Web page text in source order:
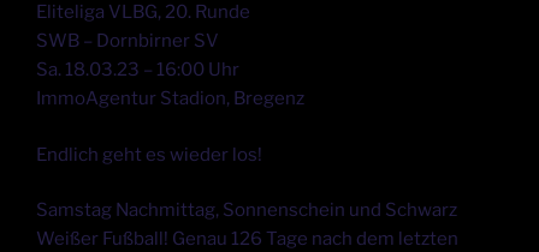
Eliteliga VLBG, 20. Runde
SWB – Dornbirner SV
Sa. 18.03.23 – 16:00 Uhr
ImmoAgentur Stadion, Bregenz
Endlich geht es wieder los!
Samstag Nachmittag, Sonnenschein und Schwarz
Weißer Fußball! Genau 126 Tage nach dem letzten